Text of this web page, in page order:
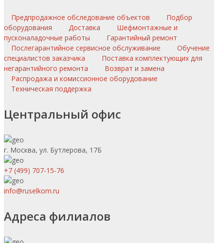
Предпродажное обследование объектов
Подбор
оборудования
Доставка
Шефмонтажные и
пусконаладочные работы
Гарантийный ремонт
Послегарантийное сервисное обслуживание
Обучение
специалистов заказчика
Поставка комплектующих для
негарантийного ремонта
Возврат и замена
Распродажа и комиссионное оборудование
Техническая поддержка
Центральный офис
г. Москва, ул. Бутлерова, 17Б
+7 (499) 707-15-76
info@ruselkom.ru
Адреса филиалов